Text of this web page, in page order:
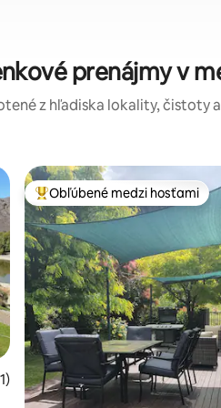
prenájmy v
z hľadiska lokality, čistoty
ohodnotenie 5 z 5, počet
Najobľúbenejšie medzi hosťami
Obľúbené medzi hosťami